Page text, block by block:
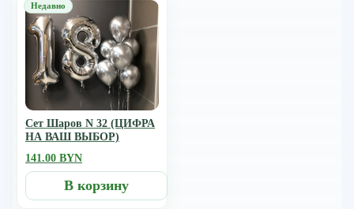
Сет Шаров N 32 (ЦИФРА
НА ВАШ ВЫБОР)
141.00 BYN
В корзину